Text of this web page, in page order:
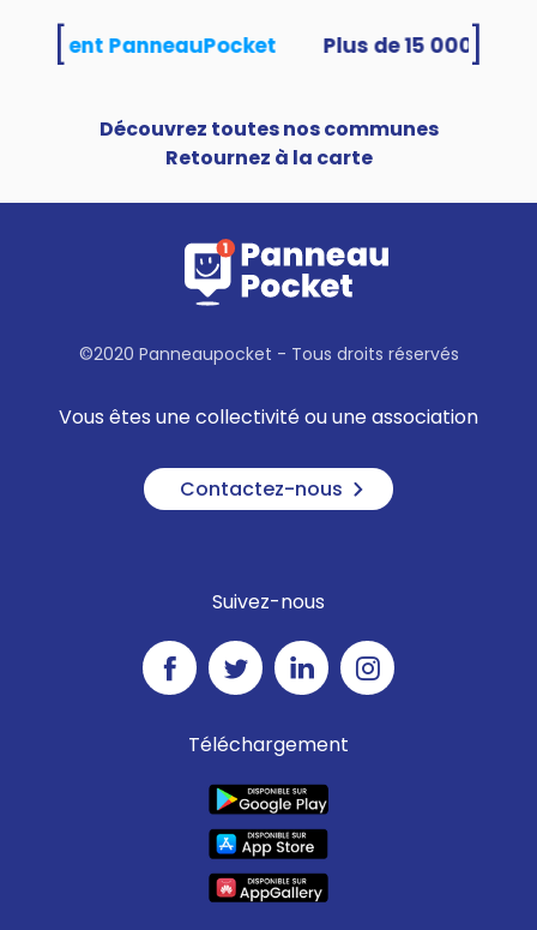
PanneauPocket
Découvrez toutes nos communes
Retournez à la carte
©2020 Panneaupocket - Tous droits réservés
Vous êtes une collectivité ou une association
Contactez-nous
Suivez-nous
Téléchargement